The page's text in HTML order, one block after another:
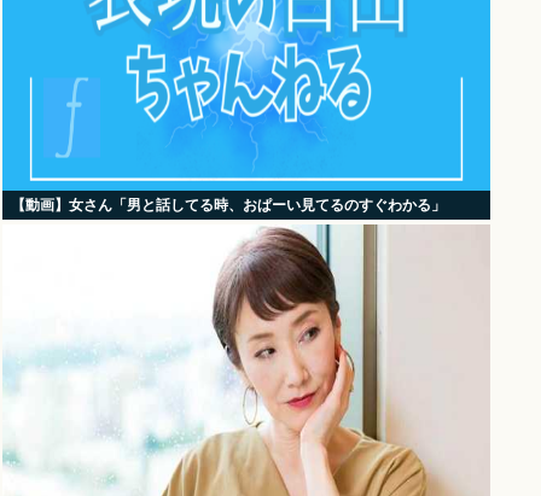
【動画】女さん「男と話してる時、おぱーい見てるのすぐわかる」